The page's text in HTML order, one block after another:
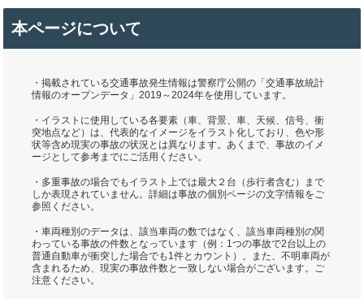
本ページについて
・掲載されている交通事故発生情報は警察庁公開の「交通事故統計
情報のオープンデータ」2019～2024年を使用しています。
・イラストに使用している各要素（車、背景、車、天候、信号、衝
突地点など）は、代表的なイメージをイラスト化しており、色や形
状等含め現実の事故の状況とは異なります。あくまで、事故のイメ
ージとして参考までにご活用ください。
・多重事故の場合でもイラスト上では最大２台（歩行者含む）まで
しか表現されていません。詳細は事故の個別ページの文字情報をご
参照ください。
・車両種別のデータは、該当車両の数ではなく、該当車両種別の関
わっている事故の件数となっています（例：1つの事故で2台以上の
普通自動車が衝突した場合でも1件とカウント）。また、不明車両が
含まれるため、現実の事故件数と一致しない場合がございます。ご
注意ください。